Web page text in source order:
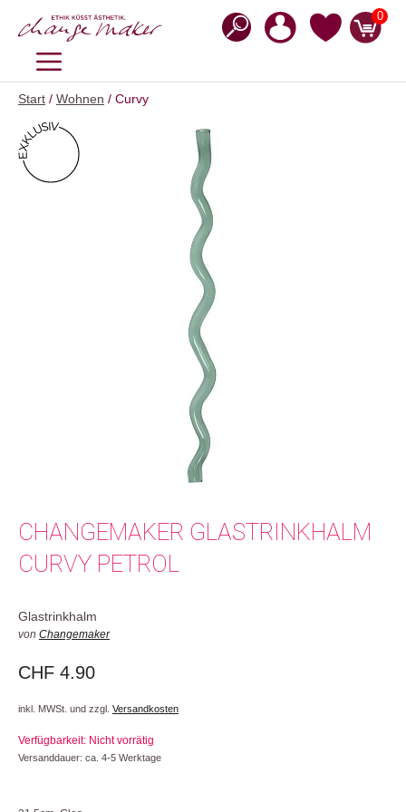
Inhalt
0
MENÜ
Start / Wohnen / Curvy
CHANGEMAKER GLASTRINKHALM
CURVY PETROL
Glastrinkhalm
von Changemaker
CHF 4.90
inkl. MWSt. und zzgl. Versandkosten
Verfügbarkeit: Nicht vorrätig
Versanddauer: ca. 4-5 Werktage